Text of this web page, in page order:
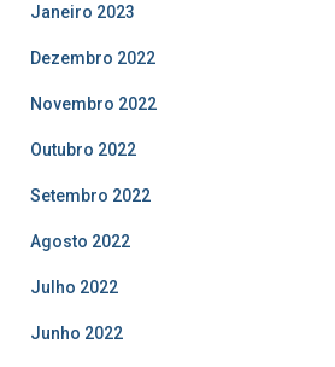
Janeiro 2023
Dezembro 2022
Novembro 2022
Outubro 2022
Setembro 2022
Agosto 2022
Julho 2022
Junho 2022